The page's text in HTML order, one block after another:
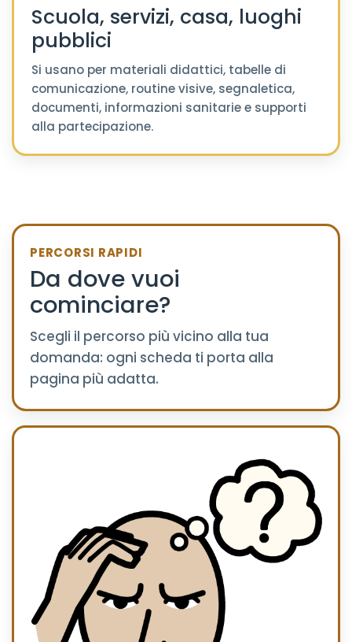
Scuola, servizi, casa, luoghi
pubblici
Si usano per materiali didattici, tabelle di
comunicazione, routine visive, segnaletica,
documenti, informazioni sanitarie e supporti
alla partecipazione.
PERCORSI RAPIDI
Da dove vuoi
cominciare?
Scegli il percorso più vicino alla tua
domanda: ogni scheda ti porta alla
pagina più adatta.